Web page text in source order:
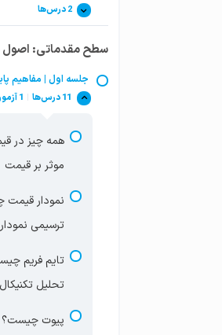
2 درس‌ها
مراحل
استراتژی MRM
بازارهای مالی
سطح مقدماتی: اصول
جلسه اول | مفاهیم
11 درس‌ها |
همه چیز در
موثر بر قیمت
نمودار قیمت
ترسیمی نمودار
تایم فریم
تحلیل تکنیکال
پیوت